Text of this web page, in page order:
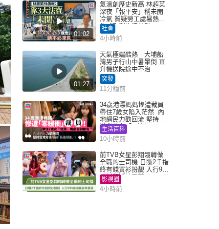
01:02
氣溫創歷史新高 林超英
深夜「報平安」稱未開
冷氣 質疑勞工處暑熱警
告「取消也沒分別」
社會
4小時前
01:27
天氣極端酷熱︱大埔船
灣男子行山中暑暈倒 直
升機送院途中不治
突發
11分鐘前
34歲港漂媽媽慘遭裁員
帶住7歲女陷入茫然 內
地網民力勸回流 堅持留
港背後有「長遠規
劃」？
生活百科
10小時前
前TVB女星彭翔翎轉做
全職的士司機 日賺2千指
終有錢買衫扮靚 入行9年
被封翻版林夏薇
影視圈
4小時前